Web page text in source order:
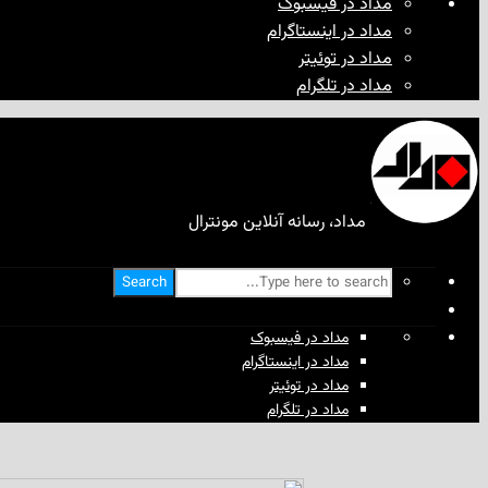
مداد در اینستاگرام
مداد در توئیتر
مداد در تلگرام
مداد، رسانه آنلاین مونترال
Search
مداد در فیسبوک
مداد در اینستاگرام
مداد در توئیتر
مداد در تلگرام